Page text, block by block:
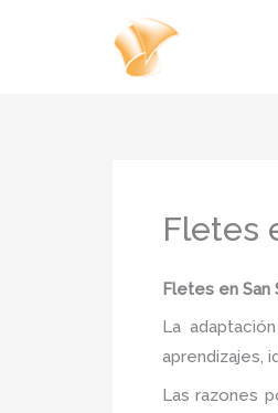
Fletes
Fletes en San
La
aprendizajes,
Las razones